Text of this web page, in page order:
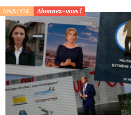
ANALYSE Abonnez-vous !